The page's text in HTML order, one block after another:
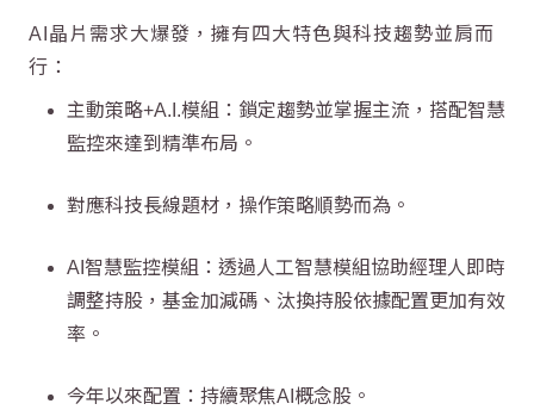
AI晶片需求大爆發，擁有四大特色與科技趨勢並肩而
行：
主動策略+A.I.模組：鎖定趨勢並掌握主流，搭配智慧
監控來達到精準布局。
對應科技長線題材，操作策略順勢而為。
AI智慧監控模組：透過人工智慧模組協助經理人即時
調整持股，基金加減碼、汰換持股依據配置更加有效
率。
今年以來配置：持續聚焦AI概念股。